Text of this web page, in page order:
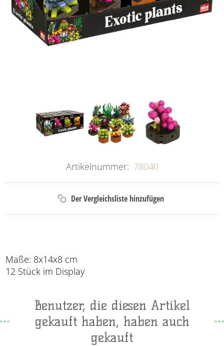
Artikelnummer: 78040
Maße: 8x14x8 cm
12 Stück im Display
Benutzer, die diesen Artikel
gekauft haben, haben auch
gekauft